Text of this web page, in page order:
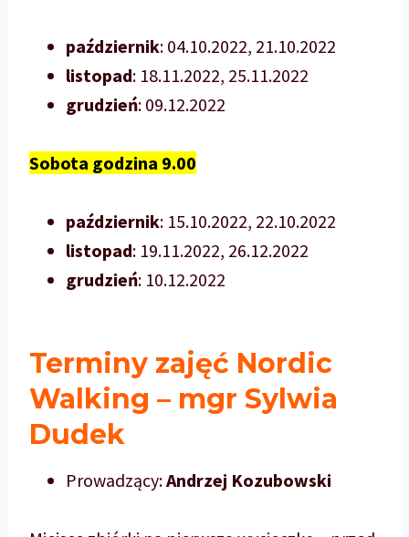
październik: 04.10.2022, 21.10.2022
listopad: 18.11.2022, 25.11.2022
grudzień: 09.12.2022
Sobota godzina 9.00
październik: 15.10.2022, 22.10.2022
listopad: 19.11.2022, 26.12.2022
grudzień: 10.12.2022
Terminy zajęć Nordic
Walking – mgr Sylwia
Dudek
Prowadzący:Andrzej Kozubowski